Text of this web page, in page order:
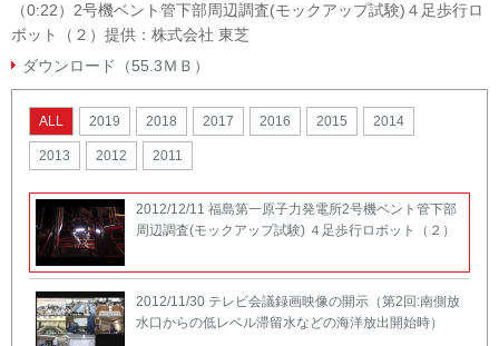
（0:22）2号機ベント管下部周辺調査(モックアップ試験)４足歩行ロ
ボット（２）提供：株式会社 東芝
ダウンロード（55.3ＭＢ）
ALL 2019 2018 2017 2016 2015 2014
2013 2012 2011
2012/12/11 福島第一原子力発電所2号機ベント管下部
周辺調査(モックアップ試験) ４足歩行ロボット（１）
2012/12/11 福島第一原子力発電所2号機ベント管下部
周辺調査(モックアップ試験) 小型走行車
2012/12/11 福島第一原子力発電所2号機ベント管下部
周辺調査(モックアップ試験) ４足歩行ロボット（２）
2012/11/30 テレビ会議録画映像の開示（第2回:南側放
水口からの低レベル滞留水などの海洋放出開始時）